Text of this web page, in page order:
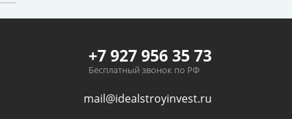
+7 927 956 35 73
Бесплатный звонок по РФ
mail@idealstroyinvest.ru